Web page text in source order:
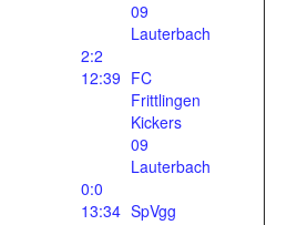
09
Lauterbach
2:2
12:39 FC
Frittlingen
Kickers
09
Lauterbach
0:0
13:34 SpVgg